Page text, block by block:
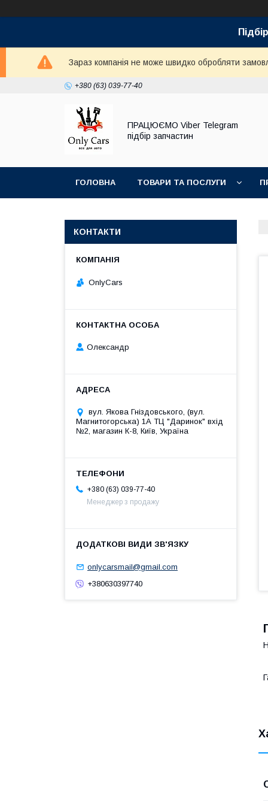
Зараз компанія не може швидко обробляти
+380 (63) 039-77-40
ПРАЦЮЄМО Viber Telegram
підбір запчастин
ГОЛОВНА ТОВАРИ ТА ПОСЛУГИ
КОНТАКТИ
OnlyCars
Олександр
вул. Якова Гніздовського, (вул.
Магнитогорська) 1А ТЦ "Даринок" вхід
№2, магазин К-8, Київ, Україна
+380 (63) 039-77-40
Менеджер з продажу
onlycarsmail@gmail.com
+380630397740